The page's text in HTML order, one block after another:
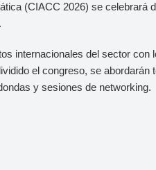
(CIACC 2026) se celebrará
internacionales del sector con
el congreso, se abordarán
y sesiones de networking.